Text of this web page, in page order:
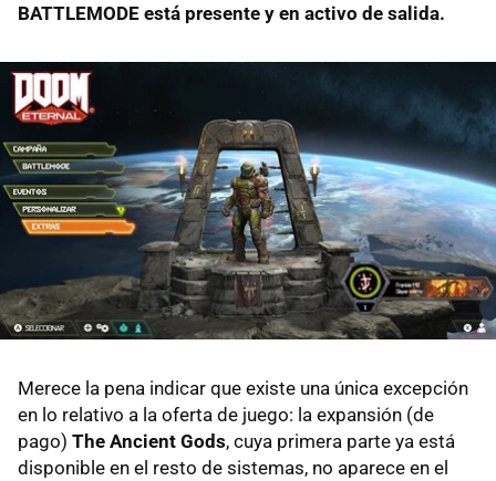
BATTLEMODE está presente y en activo de salida.
Merece la pena indicar que existe una única excepción
en lo relativo a la oferta de juego: la expansión (de
pago) The Ancient Gods, cuya primera parte ya está
disponible en el resto de sistemas, no aparece en el